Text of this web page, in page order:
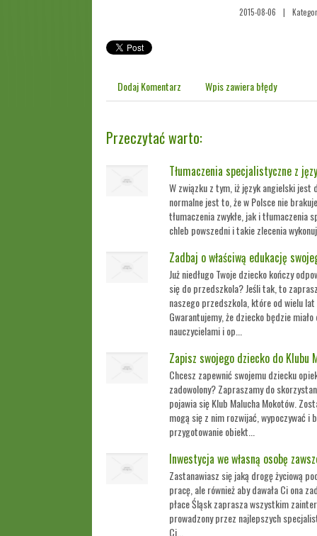
2015-08-06 |
Dodaj Komentarz Wpis zawiera błędy
Przeczytać warto:
Tłumaczenia specjalistyczne z
W związku z tym, iż język angielski jest
normalne jest to, że w Polsce nie
tłumaczenia zwykłe, jak i
chleb powszedni i takie zlecenia
Zadbaj o właściwą edukację
Już niedługo Twoje dziecko kończy
się do przedszkola? Jeśli tak, to
naszego przedszkola, które od wielu
Gwarantujemy, że dziecko będzie
nauczycielami i op...
Zapisz swojego dziecko do Klubu
Chcesz zapewnić swojemu dziecku
zadowolony? Zapraszamy do
pojawia się Klub Malucha Mokotów.
mogą się z nim rozwijać, wypoczywać i
przygotowanie obiekt...
Inwestycja we własną osobę
Zastanawiasz się jaką drogę życiową
pracę, ale również aby dawała Ci ona
płace Śląsk zaprasza wszystkim
prowadzony przez najlepszych
Ci...